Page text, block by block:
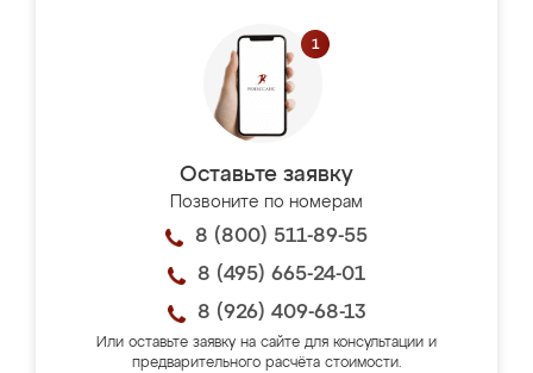
Оставьте заявку
Позвоните по номерам
8 (800) 511-89-55
8 (495) 665-24-01
8 (926) 409-68-13
Или оставьте заявку на сайте для консультации и
предварительного расчёта стоимости.